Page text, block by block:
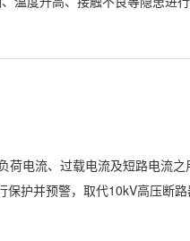
电流、过载电流及短路电流
护并预警，取代10kV高压断